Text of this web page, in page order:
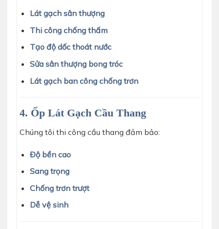
Lát gạch sân thượng
Thi công chống thấm
Tạo độ dốc thoát nước
Sửa sân thượng bong tróc
Lát gạch ban công chống trơn
4. Ốp Lát Gạch Cầu Thang
Chúng tôi thi công cầu thang đảm bảo:
Độ bền cao
Sang trọng
Chống trơn trượt
Dễ vệ sinh